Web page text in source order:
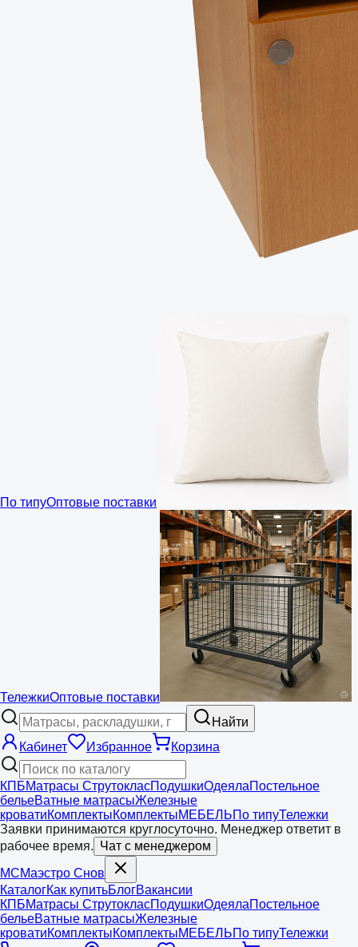
По типуОптовые поставки
ТележкиОптовые поставки
Найти
Кабинет
Избранное Корзина
КПБМатрасы СтрутокласПодушкиОдеялаПостельное
бельеВатные матрасыЖелезные
кроватиКомплектыКомплектыМЕБЕЛЬПо типуТележки
Заявки принимаются круглосуточно. Менеджер ответит в
рабочее время. Чат с менеджером
МСМаэстро Снов
КаталогКак купитьБлогВакансии
КПБМатрасы СтрутокласПодушкиОдеялаПостельное
бельеВатные матрасыЖелезные
кроватиКомплектыКомплектыМЕБЕЛЬПо типуТележки